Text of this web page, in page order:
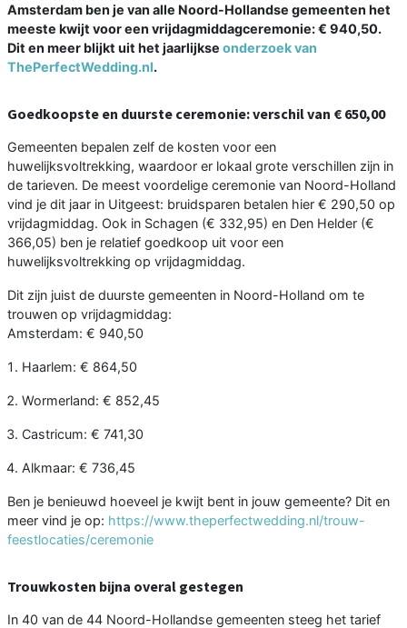
Amsterdam ben je van alle Noord-Hollandse gemeenten het
meeste kwijt voor een vrijdagmiddagceremonie: € 940,50.
Dit en meer blijkt uit het jaarlijkse onderzoek van
ThePerfectWedding.nl.
Goedkoopste en duurste ceremonie: verschil van € 650,00
Gemeenten bepalen zelf de kosten voor een
huwelijksvoltrekking, waardoor er lokaal grote verschillen zijn in
de tarieven. De meest voordelige ceremonie van Noord-Holland
vind je dit jaar in Uitgeest: bruidsparen betalen hier € 290,50 op
vrijdagmiddag. Ook in Schagen (€ 332,95) en Den Helder (€
366,05) ben je relatief goedkoop uit voor een
huwelijksvoltrekking op vrijdagmiddag.
Dit zijn juist de duurste gemeenten in Noord-Holland om te
trouwen op vrijdagmiddag:
Amsterdam: € 940,50
Haarlem: € 864,50
Wormerland: € 852,45
Castricum: € 741,30
Alkmaar: € 736,45
Ben je benieuwd hoeveel je kwijt bent in jouw gemeente? Dit en
meer vind je op: https://www.theperfectwedding.nl/trouw-
feestlocaties/ceremonie
Trouwkosten bijna overal gestegen
In 40 van de 44 Noord-Hollandse gemeenten steeg het tarief